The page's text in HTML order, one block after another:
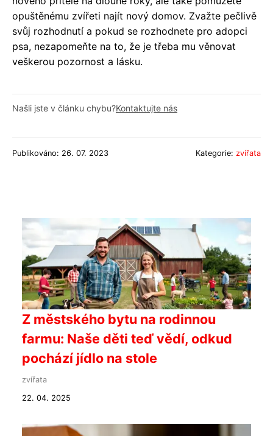
opuštěnému zvířeti najít nový domov. Zvažte pečlivě
svůj rozhodnutí a pokud se rozhodnete pro adopci
psa, nezapomeňte na to, že je třeba mu věnovat
veškerou pozornost a lásku.
Našli jste v článku chybu?Kontaktujte nás
Publikováno: 26. 07. 2023 Kategorie: zvířata
Z městského bytu na rodinnou
farmu: Naše děti teď vědí, odkud
pochází jídlo na stole
zvířata
22. 04. 2025